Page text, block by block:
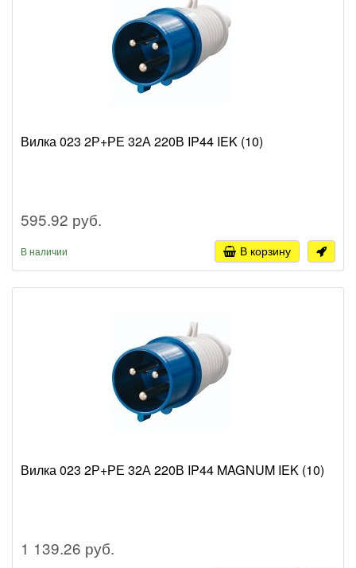
Вилка 023 2Р+РЕ 32А 220В IP44 IEK (10)
595.92 руб.
В наличии В корзину
Вилка 023 2Р+РЕ 32А 220В IP44 MAGNUM IEK (10)
1 139.26 руб.